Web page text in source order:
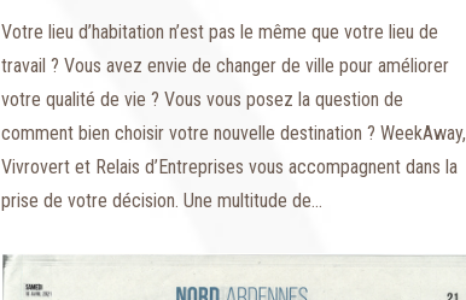
Votre lieu d’habitation n’est pas le même que votre lieu de
travail ? Vous avez envie de changer de ville pour améliorer
votre qualité de vie ? Vous vous posez la question de
comment bien choisir votre nouvelle destination ? WeekAway,
Vivrovert et Relais d’Entreprises vous accompagnent dans la
prise de votre décision. Une multitude de…